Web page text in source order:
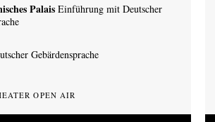
Palais Einführung mit Deutscher
Gebärdensprache
OPEN AIR